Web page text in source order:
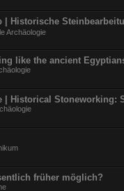
Historische
Archäologie
like the ancient
| Historical Stoneworking:
früher möglich?